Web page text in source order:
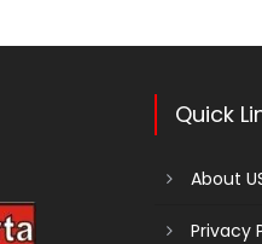
Quick
About
Privacy